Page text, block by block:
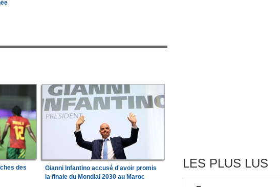
des
Gianni Infantino accusé d'avoir promis
la finale du Mondial 2030 au Maroc
LES PLUS LUS